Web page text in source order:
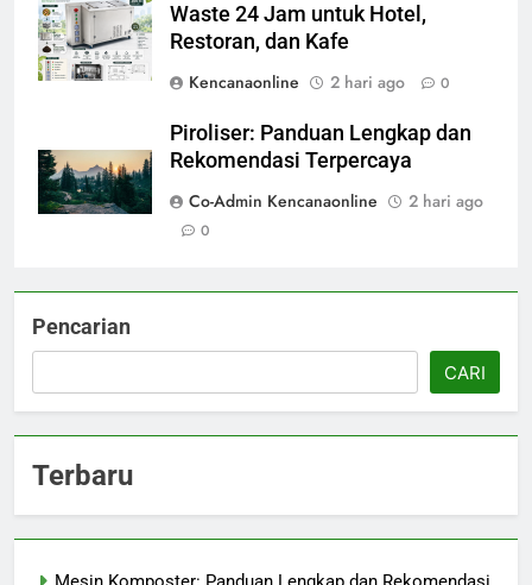
Waste 24 Jam untuk Hotel,
Restoran, dan Kafe
Kencanaonline
2 hari ago 0
Piroliser: Panduan Lengkap dan
Rekomendasi Terpercaya
Co-Admin Kencanaonline
2 hari ago
0
Pencarian
CARI
Terbaru